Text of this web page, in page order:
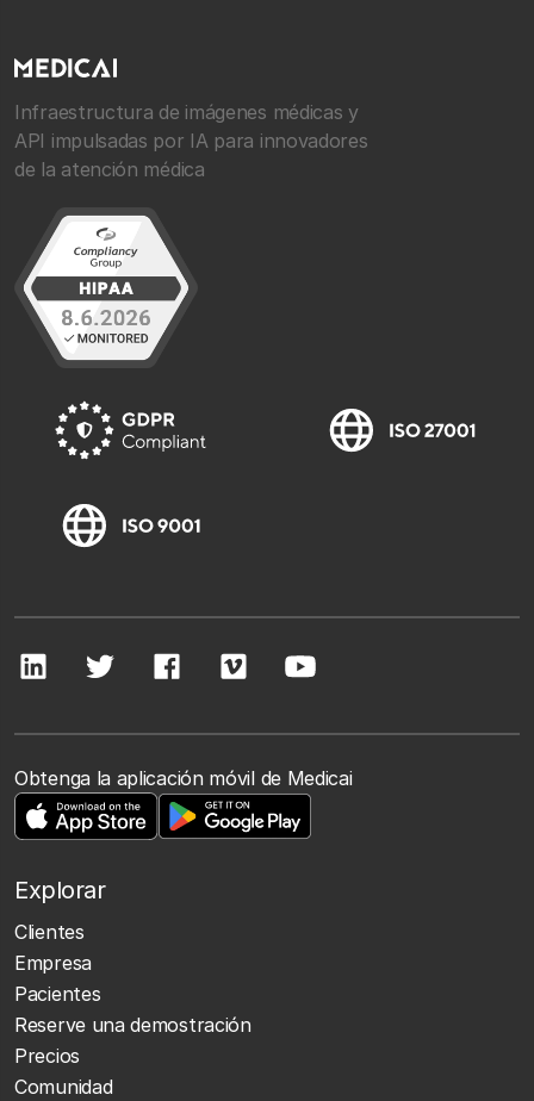
Infraestructura de imágenes médicas y
API impulsadas por IA para innovadores
de la atención médica
Obtenga la aplicación móvil de Medicai
Explorar
Clientes
Empresa
Pacientes
Reserve una demostración
Precios
Comunidad